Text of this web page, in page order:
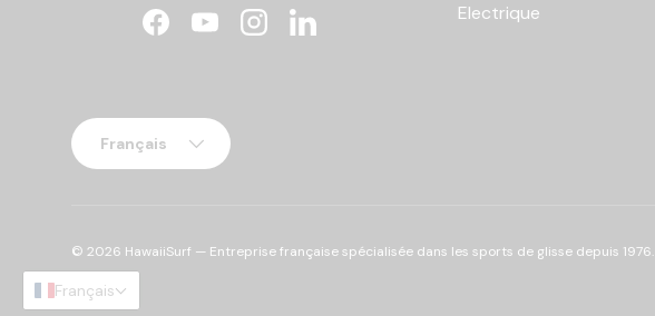
FacebookYouTubeInstagramLinkedIn
Electrique
Langue
Français
© 2026 HawaiiSurf — Entreprise française spécialisée dans les sports de glisse depuis 1976.
Français